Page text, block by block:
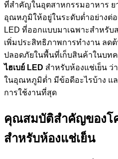
ที่สำคัญในอุตสาหกรรมอาหาร ย
อุณหภูมิให้อยู่ในระดับต่ำอย่างต่อ
LED ที่ออกแบบมาเฉพาะสำหรับ
เพิ่มประสิทธิภาพการทำงาน ลด
ปลอดภัยในพื้นที่เก็บสินค้าในบท
ไฮเบย์ LED สำหรับห้องแช่เย็น ว่
ในอุณหภูมิต่ำ มีข้อดีอะไรบ้าง แ
การใช้งานที่สุด
คุณสมบัติสำคัญของโ
สำหรับห้องแช่เย็น